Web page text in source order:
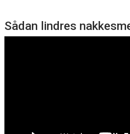
Sådan lindres